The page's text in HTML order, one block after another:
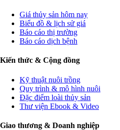
Giá thủy sản hôm nay
Biểu đồ & lịch sử giá
Báo cáo thị trường
Báo cáo dịch bệnh
Kiến thức & Cộng đồng
Kỹ thuật nuôi trồng
Quy trình & mô hình nuôi
Đặc điểm loài thủy sản
Thư viện Ebook & Video
Giao thương & Doanh nghiệp